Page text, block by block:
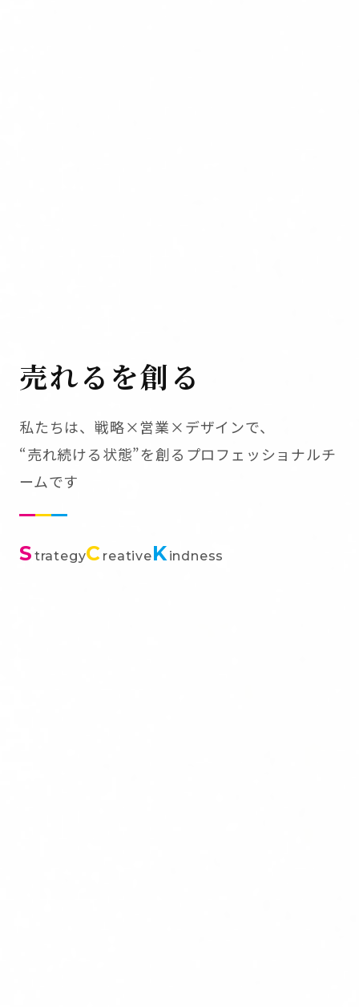
売れるを創る
私たちは、戦略×営業×デザインで、
“売れ続ける状態”を創るプロフェッショナルチ
ームです
S trategyC reativeKindness